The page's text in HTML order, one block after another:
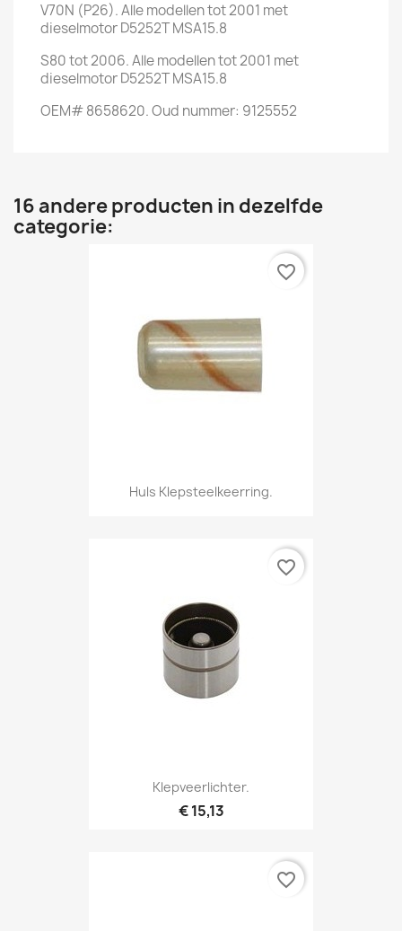
V70N (P26). Alle modellen tot 2001 met
dieselmotor D5252T MSA15.8
S80 tot 2006. Alle modellen tot 2001 met
dieselmotor D5252T MSA15.8
OEM# 8658620. Oud nummer: 9125552
16 andere producten in dezelfde
categorie:
Huls Klepsteelkeerring.
favorite_border
Klepveerlichter.
€ 15,13
favorite_border
favorite_border